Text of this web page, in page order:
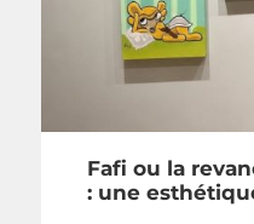
Fafi ou la
: une